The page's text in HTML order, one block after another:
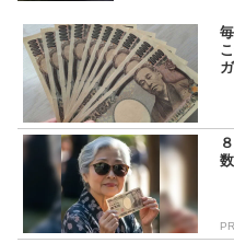
トーにしているた